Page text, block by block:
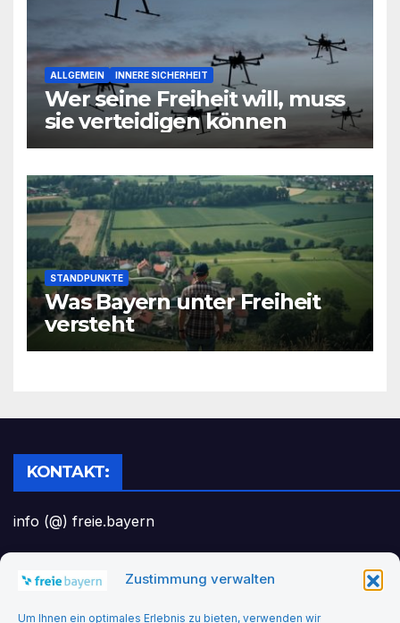
Zustimmung verwalten
Um Ihnen ein optimales Erlebnis zu bieten, verwenden wir
ALLGEMEIN INNERE SICHERHEIT
Wer seine Freiheit will, muss
sie verteidigen können
STANDPUNKTE
Was Bayern unter Freiheit
versteht
KONTAKT:
info (@) freie.bayern